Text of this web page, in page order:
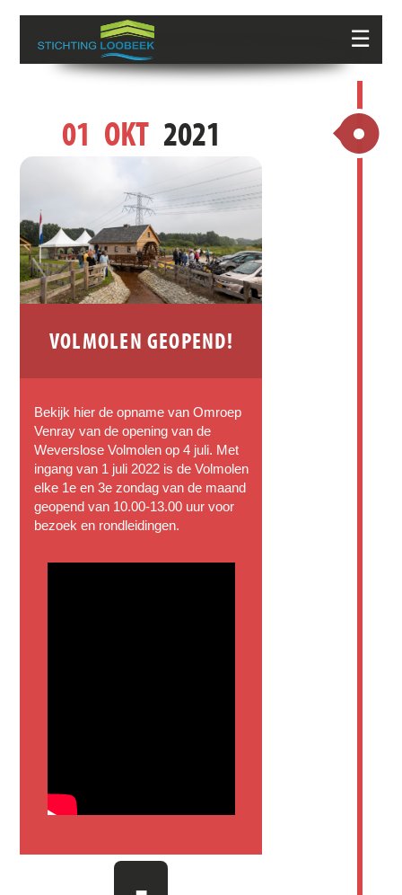
☰
01 OKT 2021
VOLMOLEN GEOPEND!
Bekijk hier de opname van Omroep
Venray van de opening van de
Weverslose Volmolen op 4 juli. Met
ingang van 1 juli 2022 is de Volmolen
elke 1e en 3e zondag van de maand
geopend van 10.00-13.00 uur voor
bezoek en rondleidingen.